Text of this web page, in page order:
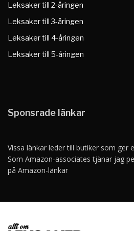
Leksaker till 2-åringen
Leksaker till 3-åringen
Leksaker till 4-åringen
Leksaker till 5-åringen
Sponsrade länkar
Vissa länkar leder till butiker som ger
Som Amazon-associates tjänar jag
på Amazon-länkar